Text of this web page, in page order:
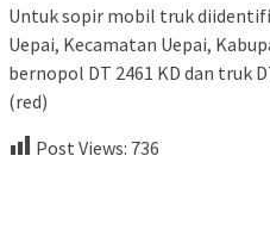
Untuk sopir mobil truk
Uepai, Kecamatan Uepai,
bernopol DT 2461 KD dan truk
(red)
Post Views: 736